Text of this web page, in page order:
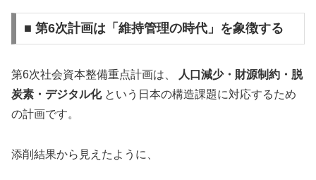
■ 第6次計画は「維持管理の時代」を象徴する
第6次社会資本整備重点計画は、
人口減少・財源制約・脱
炭素・デジタル化という日本の構造課題に対応するため
の計画です。
添削結果から見えたように、